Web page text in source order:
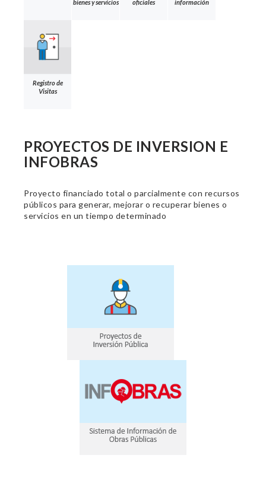
bienes y servicios
oficiales
información
Registro de
Visitas
PROYECTOS DE INVERSION E
INFOBRAS
Proyecto financiado total o parcialmente con recursos
públicos para generar, mejorar o recuperar bienes o
servicios en un tiempo determinado